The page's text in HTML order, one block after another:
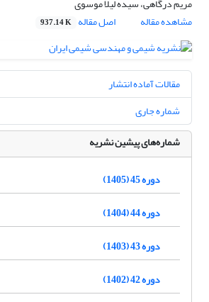
مریم درگاهی، سیده لیلا موسوی
مشاهده مقاله
اصل مقاله 937.14 K
مقالات آماده انتشار
شماره جاری
شماره‌های پیشین نشریه
دوره 45 (1405)
دوره 44 (1404)
دوره 43 (1403)
دوره 42 (1402)